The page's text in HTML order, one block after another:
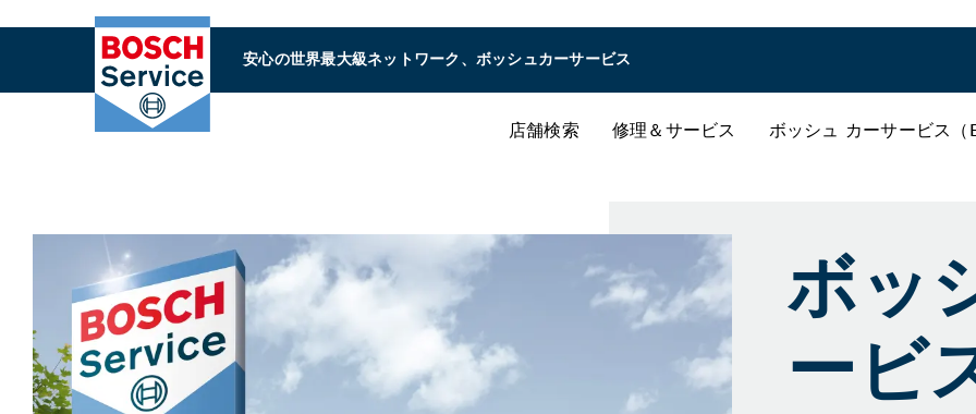
安心の世界最大級ネットワーク、ボッシュカーサービス
店舗検索 修理＆サービス ボッシュ カーサービス（
ボッ
ービ